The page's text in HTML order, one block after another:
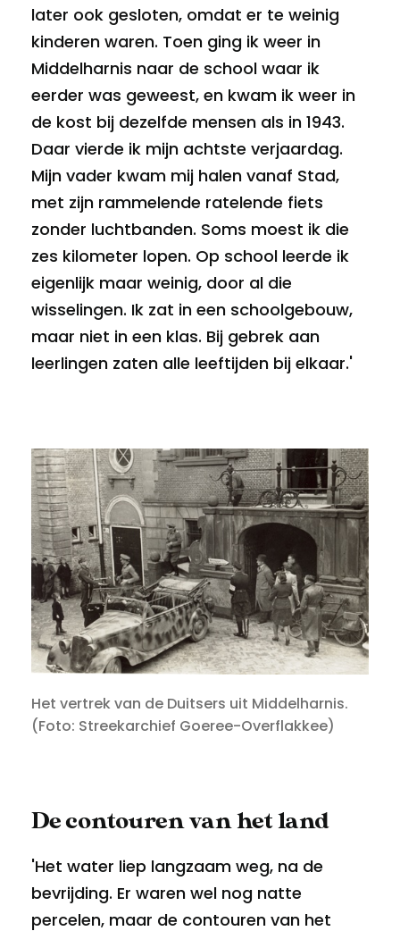
later ook gesloten, omdat er te weinig
kinderen waren. Toen ging ik weer in
Middelharnis naar de school waar ik
eerder was geweest, en kwam ik weer in
de kost bij dezelfde mensen als in 1943.
Daar vierde ik mijn achtste verjaardag.
Mijn vader kwam mij halen vanaf Stad,
met zijn rammelende ratelende fiets
zonder luchtbanden. Soms moest ik die
zes kilometer lopen. Op school leerde ik
eigenlijk maar weinig, door al die
wisselingen. Ik zat in een schoolgebouw,
maar niet in een klas. Bij gebrek aan
leerlingen zaten alle leeftijden bij elkaar.'
Het vertrek van de Duitsers uit Middelharnis.
(Foto: Streekarchief Goeree-Overflakkee)
De contouren van het land
'Het water liep langzaam weg, na de
bevrijding. Er waren wel nog natte
percelen, maar de contouren van het